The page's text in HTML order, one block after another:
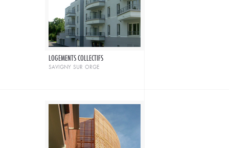
LOGEMENTS COLLECTIFS
savigny sur orge